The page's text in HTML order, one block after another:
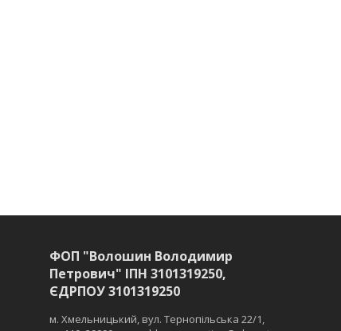
ФОП "Волошин Володимир
Петрович" ІПН 3101319250,
ЄДРПОУ 3101319250
м. Хмельницький, вул. Тернопільська 22/1,